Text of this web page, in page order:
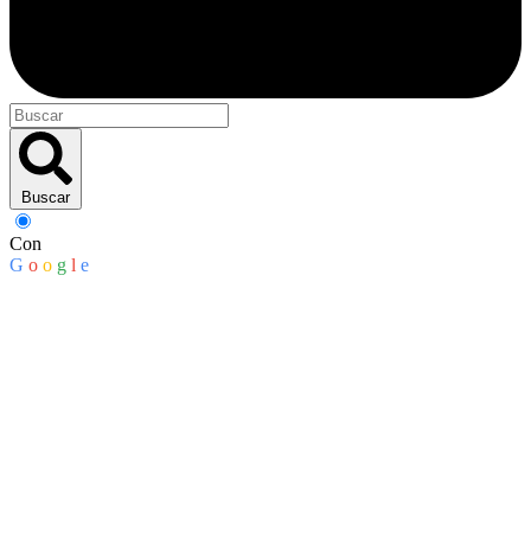
Buscar
Con
G o o g l e